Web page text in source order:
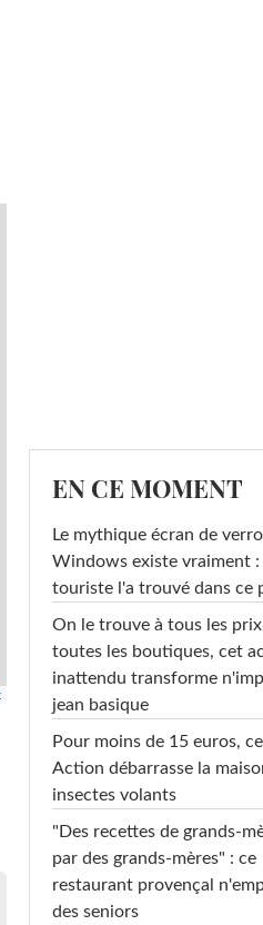
EN CE MOMENT
Le mythique écran de
Windows existe vraiment :
touriste l'a trouvé dans ce
On le trouve à tous les
toutes les boutiques, cet
inattendu transforme
jean basique
Pour moins de 15 euros,
Action débarrasse la
insectes volants
"Des recettes de grands-
par des grands-mères" : ce
restaurant provençal
des seniors